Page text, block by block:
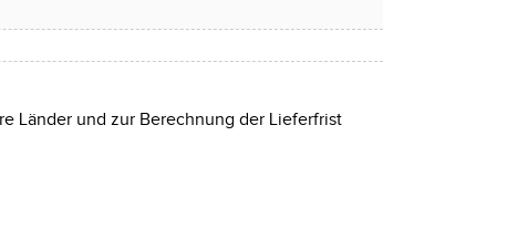
Länder und zur Berechnung der Lieferfrist